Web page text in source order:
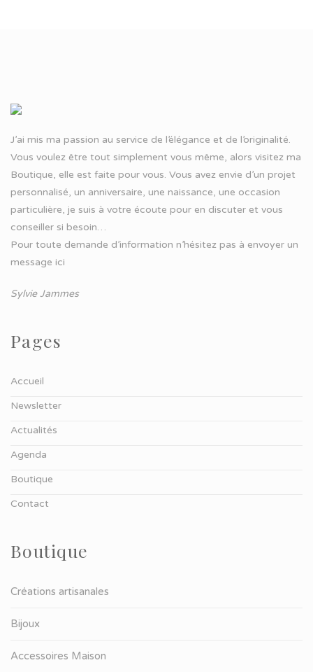
J’ai mis ma passion au service de l’élégance et de l’originalité.
Vous voulez être tout simplement vous même, alors visitez ma
Boutique, elle est faite pour vous. Vous avez envie d’un projet
personnalisé, un anniversaire, une naissance, une occasion
particulière, je suis à votre écoute pour en discuter et vous
conseiller si besoin…
Pour toute demande d’information n’hésitez pas à envoyer un
message ici
Sylvie Jammes
Pages
Accueil
Newsletter
Actualités
Agenda
Boutique
Contact
Boutique
Créations artisanales
Bijoux
Accessoires Maison